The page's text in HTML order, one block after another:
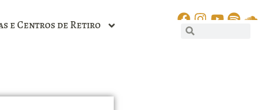
e Centros de Retiro